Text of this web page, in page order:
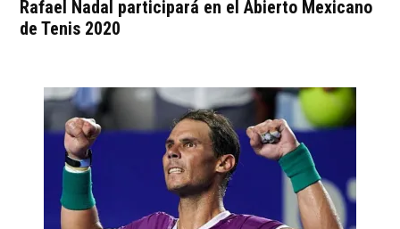
Rafael Nadal participará en el Abierto Mexicano
de Tenis 2020